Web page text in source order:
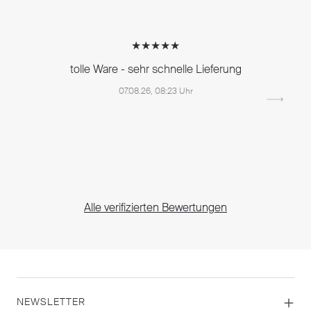
★★★★★
tolle Ware - sehr schnelle Lieferung
07.08.26, 08:23 Uhr
Alle verifizierten Bewertungen
NEWSLETTER